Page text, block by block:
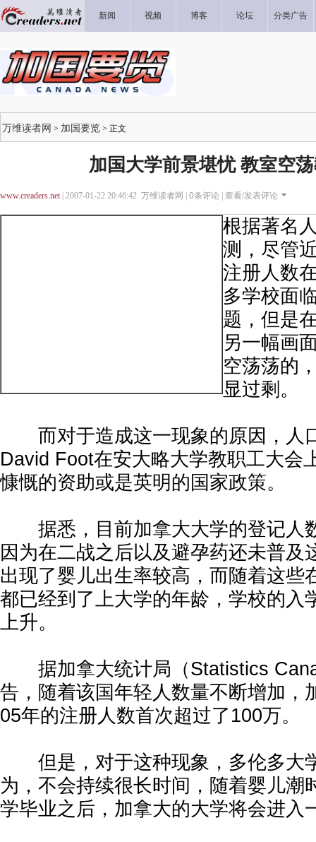
新闻 视频 博客 论坛 分类广告
万维读者网 > 加国要览 > 正文
加国大学前景堪忧 教室空
www.creaders.net| 2007-01-22 20:46:42 万维读者网 | 0条评论 | 查看/发表评论
根据著名
测，尽管
注册人数
多学校面
题，但是
另一幅画
空荡荡的
显过剩。
而对于造成这一现象的原因，人
David Foot在安大略大学教职工大会
慷慨的资助或是英明的国家政策。
据悉，目前加拿大大学的登记人
因为在二战之后以及避孕药还未普及
出现了婴儿出生率较高，而随着这些
都已经到了上大学的年龄，学校的入
上升。
据加拿大统计局（Statistics
告，随着该国年轻人数量不断增加，
05年的注册人数首次超过了100万。
但是，对于这种现象，多伦多大
为，不会持续很长时间，随着婴儿潮
学毕业之后，加拿大的大学将会进入